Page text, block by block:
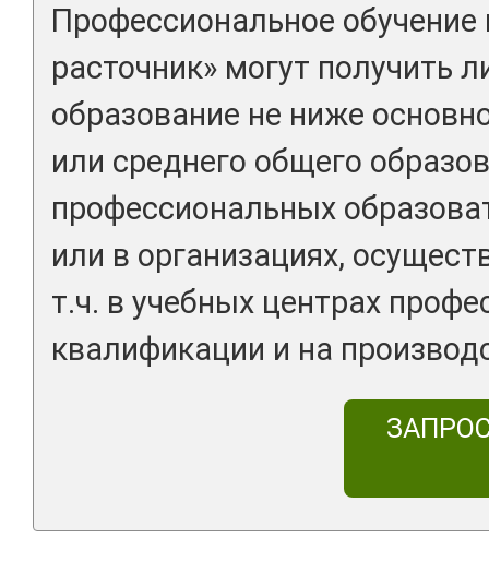
Профессиональное обучение
расточник» могут получить
образование не ниже
или среднего общего
профессиональных
или в организациях,
т.ч. в учебных центрах
квалификации и на